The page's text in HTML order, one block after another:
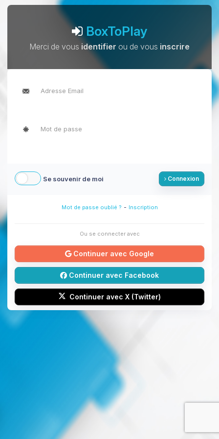
BoxToPlay
Merci de vous identifier ou de vous inscrire
Se souvenir de moi Connexion
Mot de passe oublié ? - Inscription
Ou se connecter avec
Continuer avec Google
Continuer avec Facebook
Continuer avec X (Twitter)